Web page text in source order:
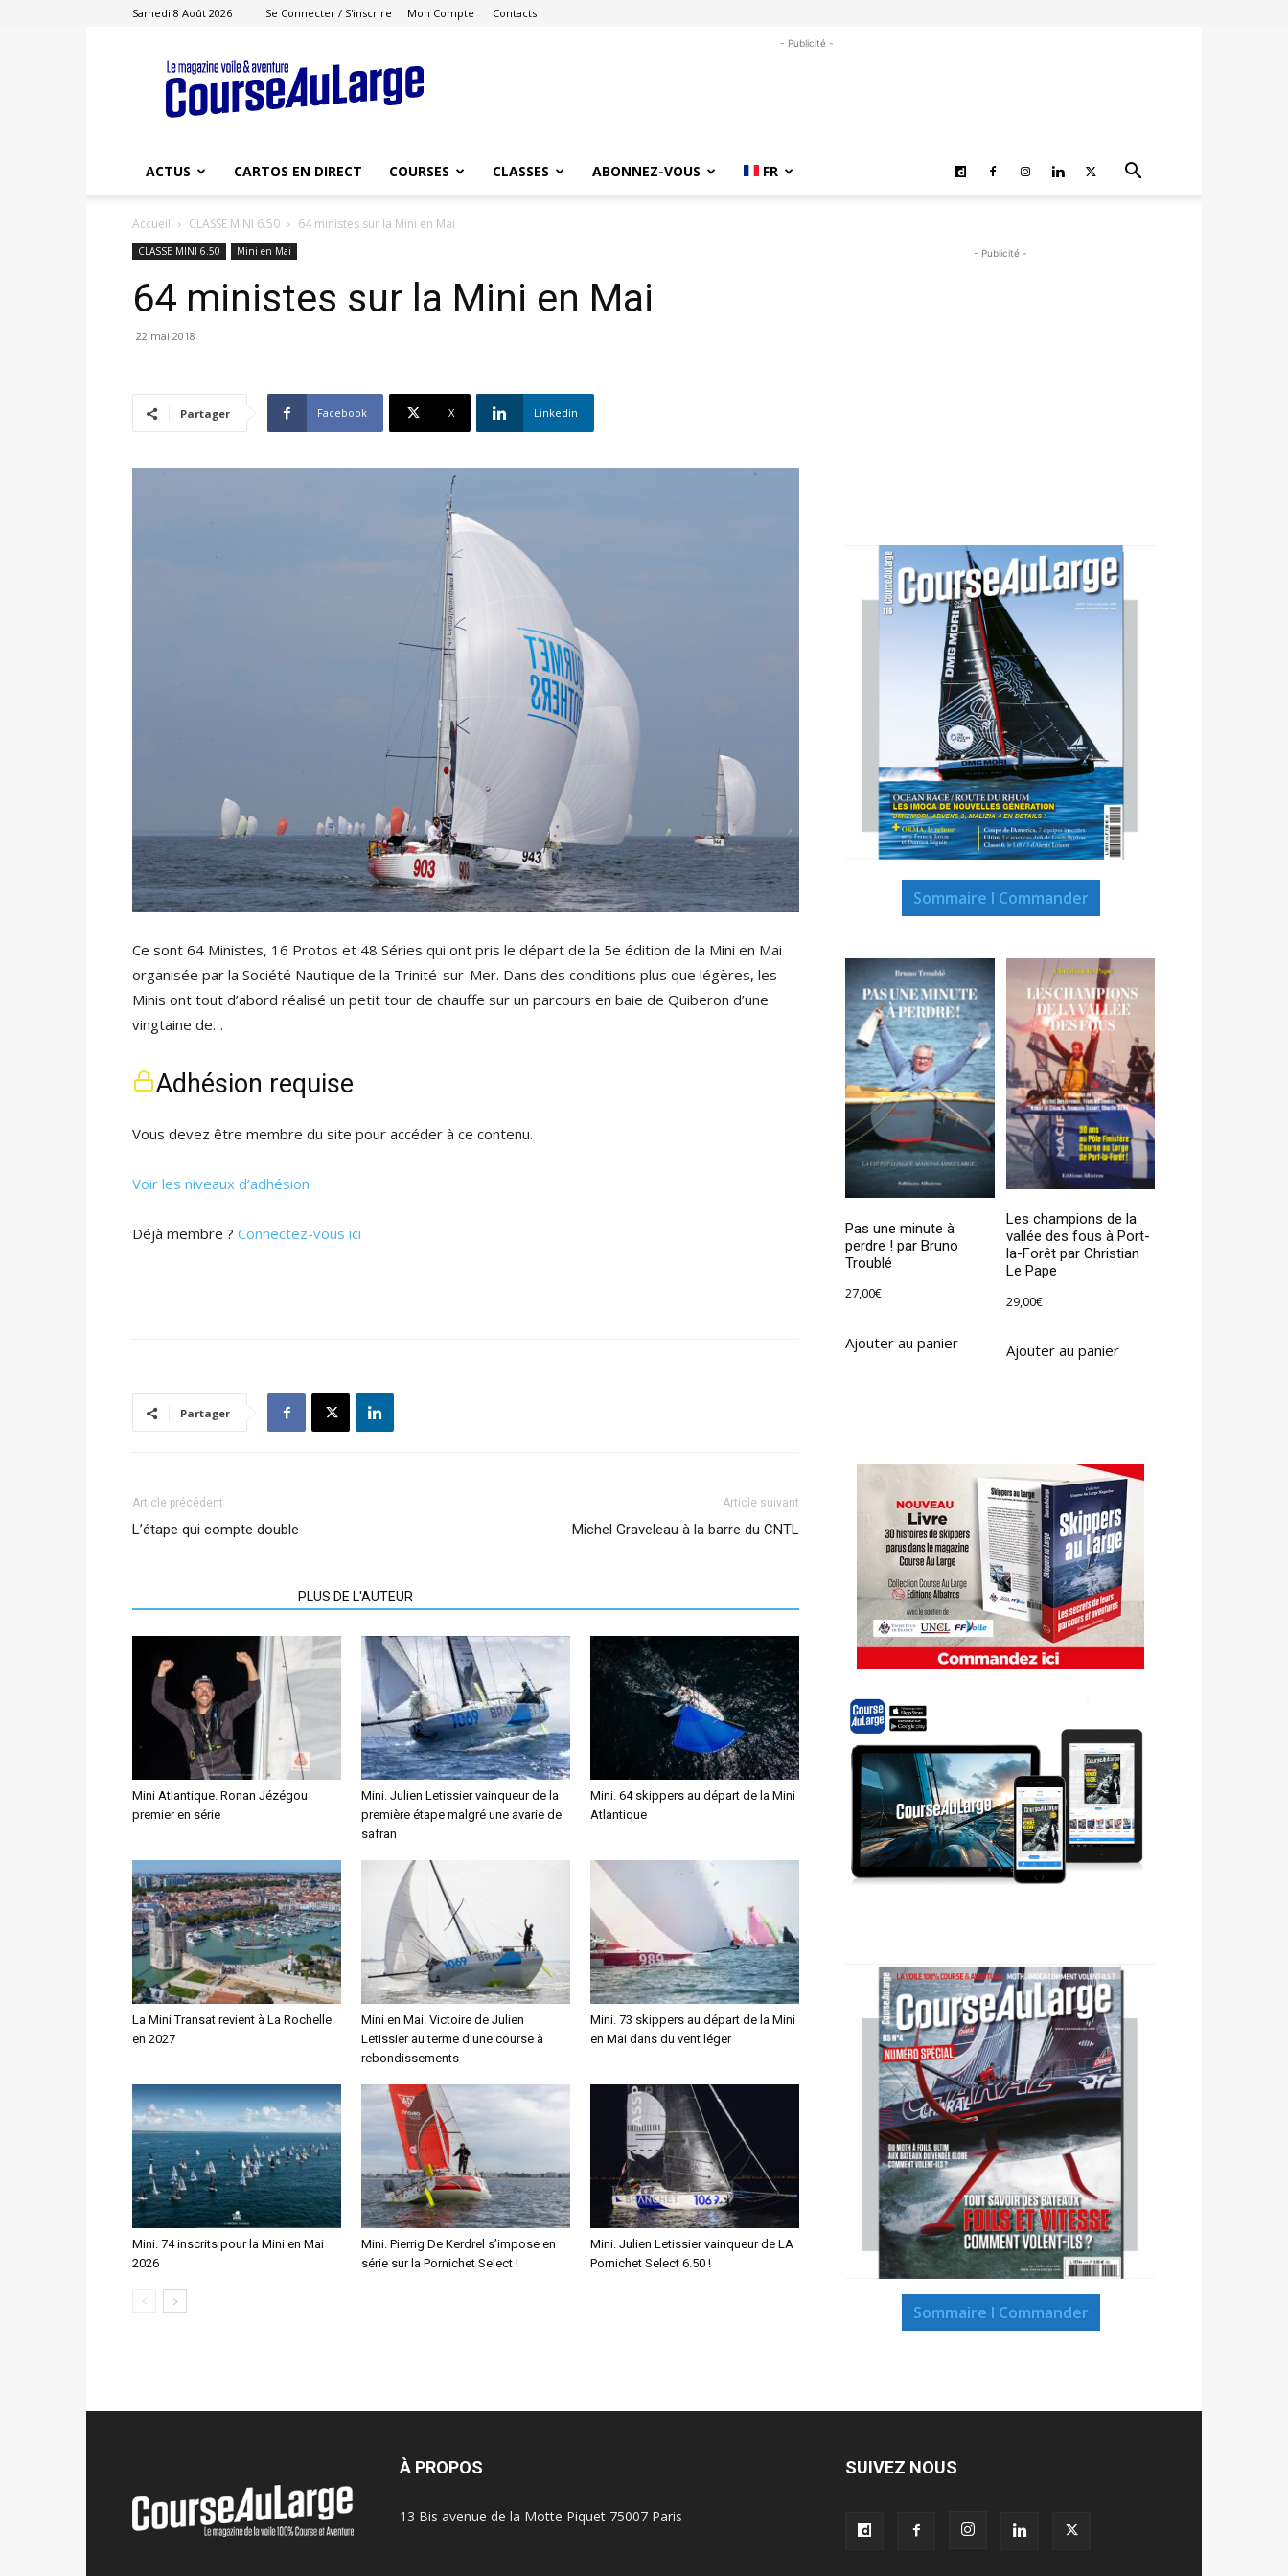
Samedi 8 Août 2026 Se Connecter / S'inscrire Mon Compte Contacts
Course
au
Large
- Publicité -
ACTUS CARTOS EN DIRECT COURSES CLASSES ABONNEZ-VOUS FR
Accueil CLASSE MINI 6.50 64 ministes sur la Mini en Mai
CLASSE MINI 6.50 Mini en Mai
64 ministes sur la Mini en Mai
22 mai 2018
Partager Facebook X Linkedin
Ce sont 64 Ministes, 16 Protos et 48 Séries qui ont pris le départ de la 5e édition de la Mini en Mai
organisée par la Société Nautique de la Trinité-sur-Mer. Dans des conditions plus que légères, les
Minis ont tout d’abord réalisé un petit tour de chauffe sur un parcours en baie de Quiberon d’une
vingtaine de…
Adhésion requise
Vous devez être membre du site pour accéder à ce contenu.
Voir les niveaux d’adhésion
Déjà membre ? Connectez-vous ici
Partager
Article précédent
L’étape qui compte double
Article suivant
Michel Graveleau à la barre du CNTL
PLUS DE L'AUTEUR
Mini Atlantique. Ronan Jézégou
premier en série
Mini. Julien Letissier vainqueur de la
première étape malgré une avarie de
safran
Mini. 64 skippers au départ de la Mini
Atlantique
La Mini Transat revient à La Rochelle
en 2027
Mini en Mai. Victoire de Julien
Letissier au terme d’une course à
rebondissements
Mini. 73 skippers au départ de la Mini
en Mai dans du vent léger
Mini. 74 inscrits pour la Mini en Mai
2026
Mini. Pierrig De Kerdrel s’impose en
série sur la Pornichet Select !
Mini. Julien Letissier vainqueur de LA
Pornichet Select 6.50 !
- Publicité -
Sommaire I Commander
Pas une minute à
perdre ! par Bruno
Troublé
27,00€
Ajouter au panier
Les champions de la
vallée des fous à Port-
la-Forêt par Christian
Le Pape
29,00€
Ajouter au panier
Sommaire I Commander
À PROPOS
13 Bis avenue de la Motte Piquet 75007 Paris
SUIVEZ NOUS